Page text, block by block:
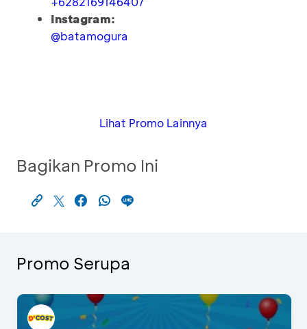
Instagram:
@batamogura
Lihat Promo Lainnya
Bagikan Promo Ini
Promo Serupa